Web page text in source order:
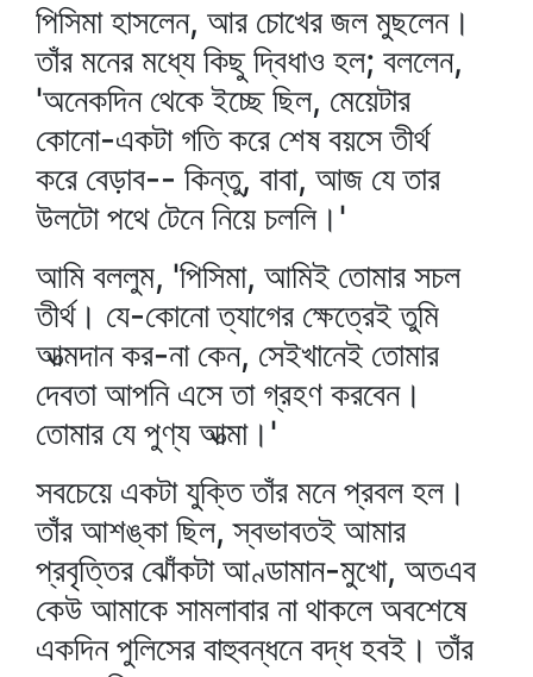
পিসিমা হাসলেন, আর চোখের জল মুছলেন।
তাঁর মনের মধ্যে কিছু দ্বিধাও হল; বললেন,
'অনেকদিন থেকে ইচ্ছে ছিল, মেয়েটার
কোনো-একটা গতি করে শেষ বয়সে তীর্থ
করে বেড়াব-- কিন্তু, বাবা, আজ যে তার
উলটো পথে টেনে নিয়ে চললি।'
আমি বললুম, 'পিসিমা, আমিই তোমার সচল
তীর্থ। যে-কোনো ত্যাগের ক্ষেত্রেই তুমি
আত্মদান কর-না কেন, সেইখানেই তোমার
দেবতা আপনি এসে তা গ্রহণ করবেন।
তোমার যে পুণ্য আত্মা।'
সবচেয়ে একটা যুক্তি তাঁর মনে প্রবল হল।
তাঁর আশঙ্কা ছিল, স্বভাবতই আমার
প্রবৃত্তির ঝোঁকটা আণ্ডামান-মুখো, অতএব
কেউ আমাকে সামলাবার না থাকলে অবশেষে
একদিন পুলিসের বাহুবন্ধনে বদ্ধ হবই। তাঁর